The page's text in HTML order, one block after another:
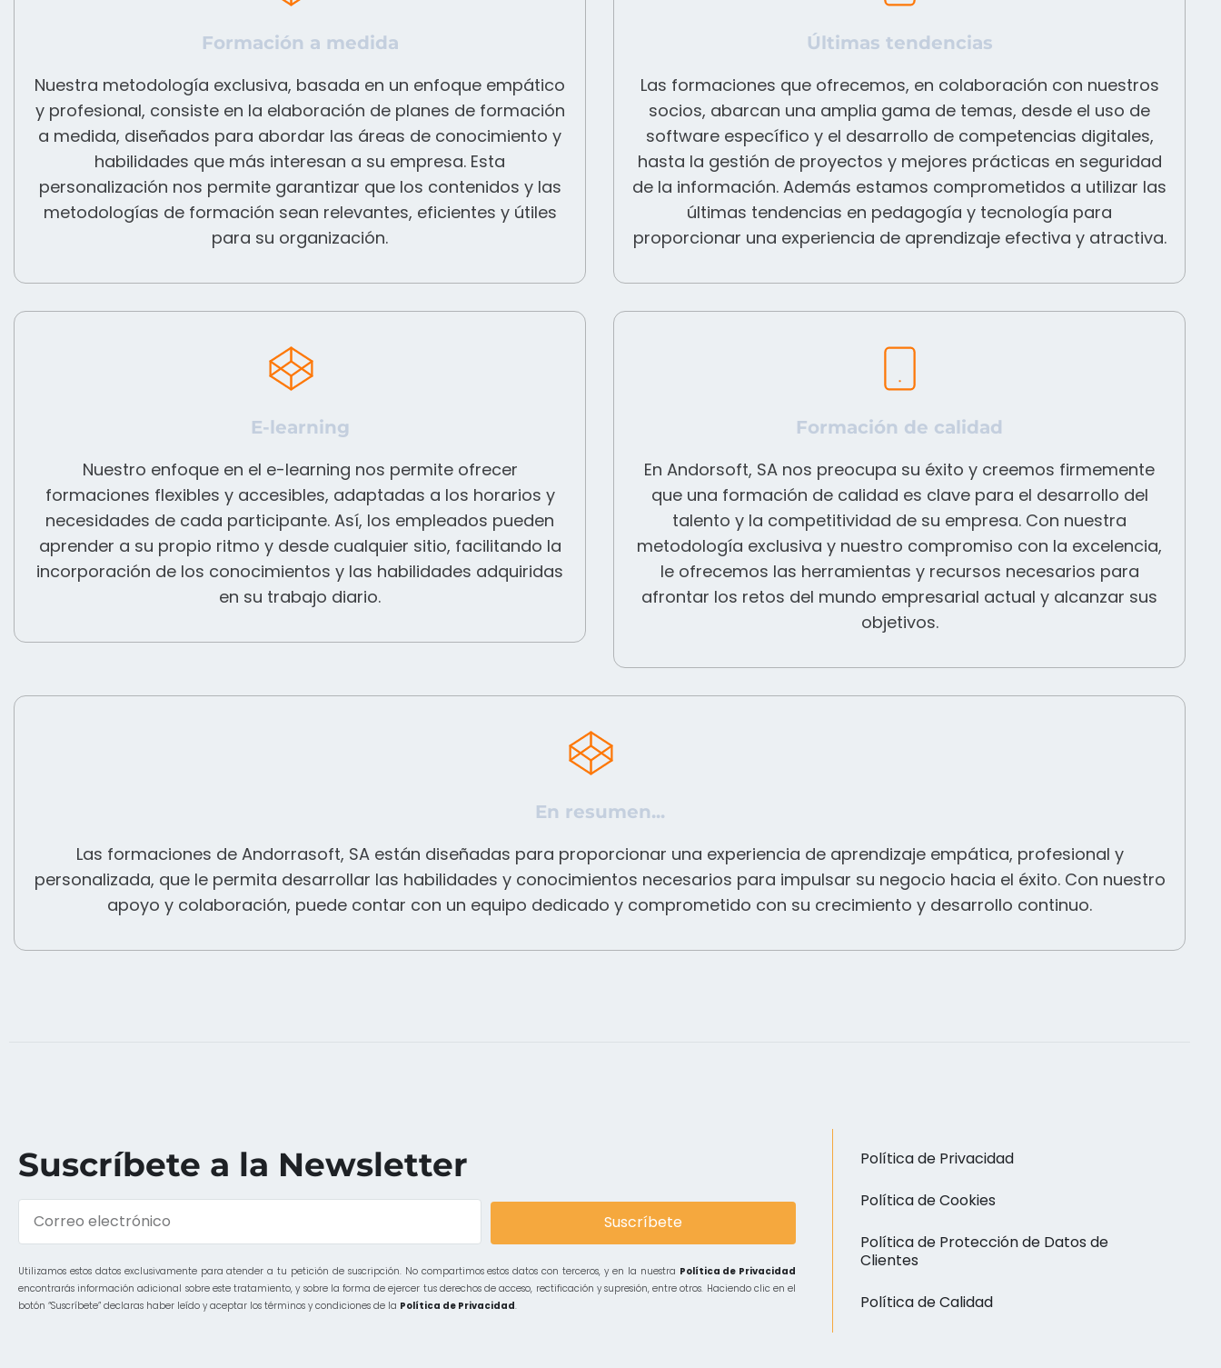
Formación a medida
Nuestra metodología exclusiva, basada en un enfoque empático
y profesional, consiste en la elaboración de planes de formación
a medida, diseñados para abordar las áreas de conocimiento y
habilidades que más interesan a su empresa. Esta
personalización nos permite garantizar que los contenidos y las
metodologías de formación sean relevantes, eficientes y útiles
para su organización.
Últimas tendencias
Las formaciones que ofrecemos, en colaboración con nuestros
socios, abarcan una amplia gama de temas, desde el uso de
software específico y el desarrollo de competencias digitales,
hasta la gestión de proyectos y mejores prácticas en seguridad
de la información. Además estamos comprometidos a utilizar las
últimas tendencias en pedagogía y tecnología para
proporcionar una experiencia de aprendizaje efectiva y atractiva.
E-learning
Nuestro enfoque en el e-learning nos permite ofrecer
formaciones flexibles y accesibles, adaptadas a los horarios y
necesidades de cada participante. Así, los empleados pueden
aprender a su propio ritmo y desde cualquier sitio, facilitando la
incorporación de los conocimientos y las habilidades adquiridas
en su trabajo diario.
Formación de calidad
En Andorsoft, SA nos preocupa su éxito y creemos firmemente
que una formación de calidad es clave para el desarrollo del
talento y la competitividad de su empresa. Con nuestra
metodología exclusiva y nuestro compromiso con la excelencia,
le ofrecemos las herramientas y recursos necesarios para
afrontar los retos del mundo empresarial actual y alcanzar sus
objetivos.
En resumen...
Las formaciones de Andorrasoft, SA están diseñadas para proporcionar una experiencia de aprendizaje empática, profesional y
personalizada, que le permita desarrollar las habilidades y conocimientos necesarios para impulsar su negocio hacia el éxito. Con nuestro
apoyo y colaboración, puede contar con un equipo dedicado y comprometido con su crecimiento y desarrollo continuo.
Suscríbete a la Newsletter
Suscríbete
Utilizamos estos datos exclusivamente para atender a tu petición de suscripción. No compartimos estos datos con terceros, y en la nuestra Política de Privacidad
encontrarás información adicional sobre este tratamiento, y sobre la forma de ejercer tus derechos de acceso, rectificación y supresión, entre otros. Haciendo clic en el
botón “Suscríbete” declaras haber leído y aceptar los términos y condiciones de la Política de Privacidad.
Política de Privacidad
Política de Cookies
Política de Protección de Datos de
Clientes
Política de Calidad